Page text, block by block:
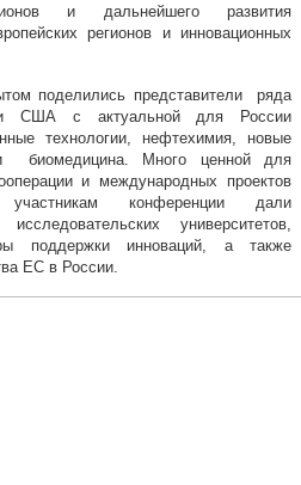
и дальнейшего развития
регионов и инновационных
поделились представители ряда
США с актуальной для России
технологии, нефтехимия, новые
и биомедицина. Много ценной для
и международных проектов
конференции дали
университетов,
поддержки инноваций, а также
ЕС в России.